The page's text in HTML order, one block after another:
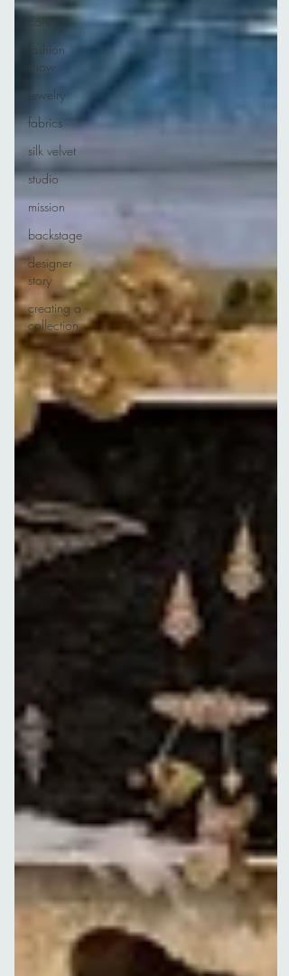
concert
fashion
show
jewelry
fabrics
silk velvet
studio
mission
backstage
designer
story
creating a
collection